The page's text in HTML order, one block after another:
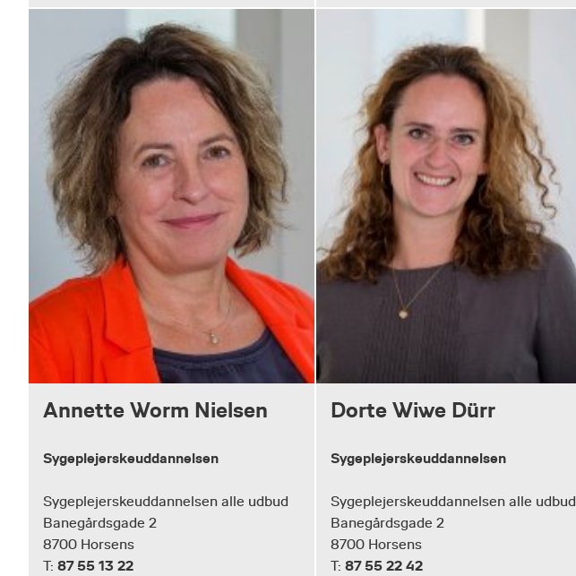
Annette Worm Nielsen
Sygeplejerskeuddannelsen
Sygeplejerskeuddannelsen alle udbud
Banegårdsgade 2
8700 Horsens
T: 87 55 13 22
Dorte Wiwe Dürr
Sygeplejerskeuddannelsen
Sygeplejerskeuddannelsen alle udbud
Banegårdsgade 2
8700 Horsens
T: 87 55 22 42